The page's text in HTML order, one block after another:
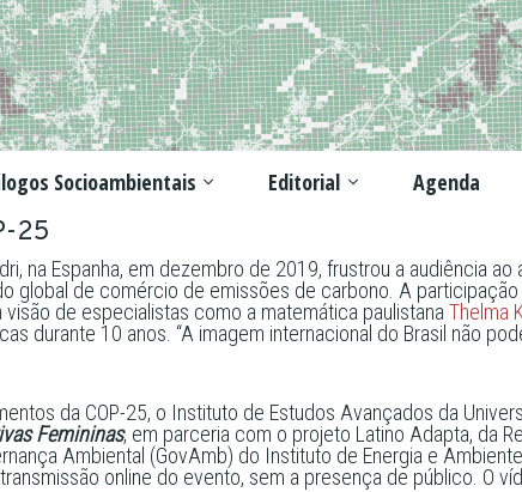
Socioambientais Editorial Agenda
25
na Espanha, em dezembro de 2019, frustrou a audiência ao
de comércio de emissões de carbono. A participação
de especialistas como a matemática paulistanaThelma
durante 10 anos. “A imagem internacional do Brasil não
da COP-25, o Instituto de Estudos Avançados da
Femininas, em parceria com o projeto Latino Adapta, da
Ambiental (GovAmb) do Instituto de Energia e
online do evento, sem a presença de público. O